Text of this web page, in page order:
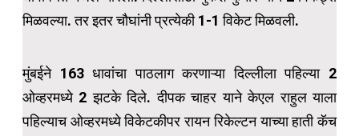
मिळवल्या. तर इतर चौघांनी प्रत्येकी 1-1 विकेट मिळवली.
मुंबईने 163 धावांचा पाठलाग करणाऱ्या दिल्लीला पहिल्या 2
ओव्हरमध्ये 2 झटके दिले. दीपक चाहर याने केएल राहुल याला
पहिल्याच ओव्हरमध्ये विकेटकीपर रायन रिकेल्टन याच्या हाती कॅच